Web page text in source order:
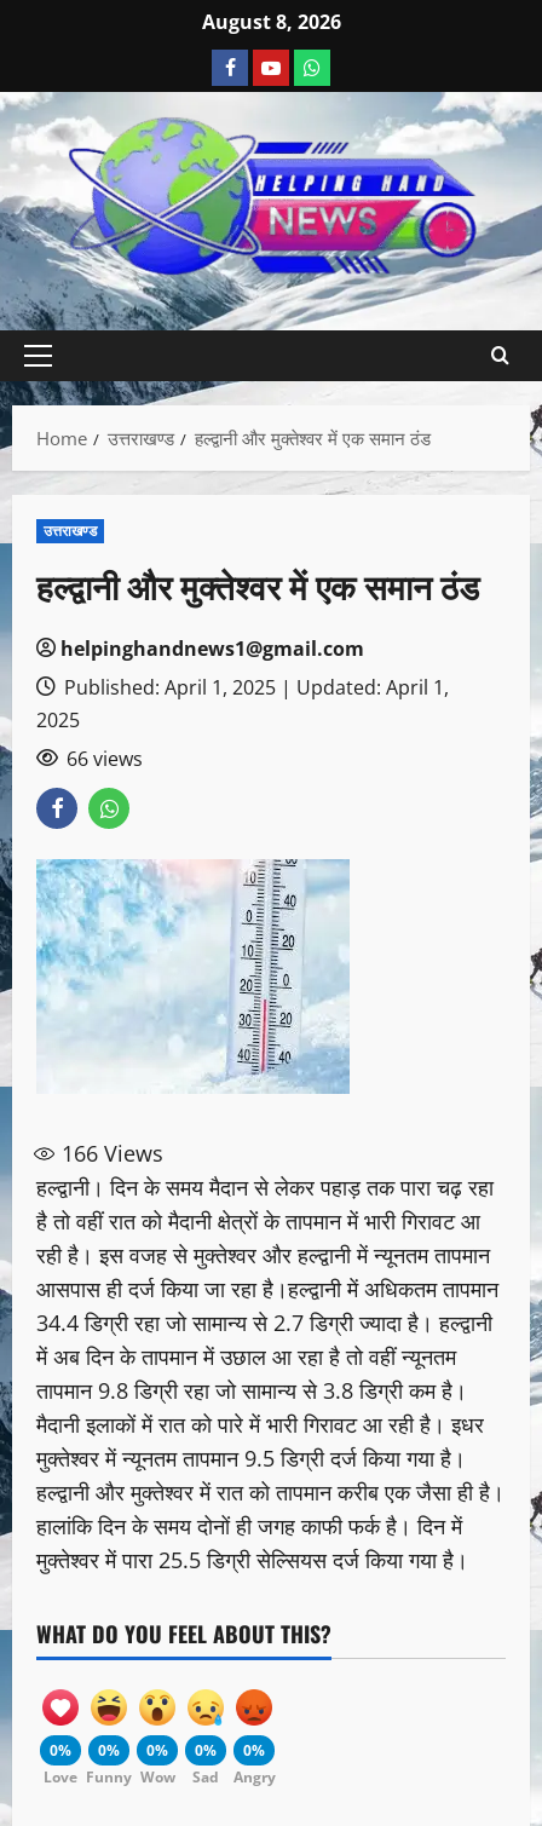
August 8, 2026
Home उत्तराखण्ड हल्द्वानी और मुक्तेश्वर में एक समान ठंड
उत्तराखण्ड
हल्द्वानी और मुक्तेश्वर में एक समान ठंड
helpinghandnews1@gmail.com
Published: April 1, 2025 | Updated: April 1,
2025
66 views
166 Views
हल्द्वानी। दिन के समय मैदान से लेकर पहाड़ तक पारा चढ़ रहा
है तो वहीं रात को मैदानी क्षेत्रों के तापमान में भारी गिरावट आ
रही है। इस वजह से मुक्तेश्वर और हल्द्वानी में न्यूनतम तापमान
आसपास ही दर्ज किया जा रहा है।हल्द्वानी में अधिकतम तापमान
34.4 डिग्री रहा जो सामान्य से 2.7 डिग्री ज्यादा है। हल्द्वानी
में अब दिन के तापमान में उछाल आ रहा है तो वहीं न्यूनतम
तापमान 9.8 डिग्री रहा जो सामान्य से 3.8 डिग्री कम है।
मैदानी इलाकों में रात को पारे में भारी गिरावट आ रही है। इधर
मुक्तेश्वर में न्यूनतम तापमान 9.5 डिग्री दर्ज किया गया है।
हल्द्वानी और मुक्तेश्वर में रात को तापमान करीब एक जैसा ही है।
हालांकि दिन के समय दोनों ही जगह काफी फर्क है। दिन में
मुक्तेश्वर में पारा 25.5 डिग्री सेल्सियस दर्ज किया गया है।
WHAT DO YOU FEEL ABOUT THIS?
0%
Love
0%
Funny
0%
Wow
0%
Sad
0%
Angry